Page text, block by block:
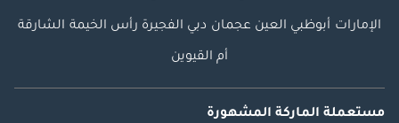
الإمارات أبوظبي العين عجمان دبي الفجيرة رأس الخيمة الشارقة
أم القيوين
مستعملة الماركة المشهورة